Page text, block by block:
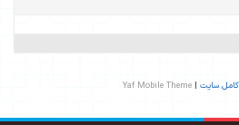
سایت |
Yaf Mobile Theme